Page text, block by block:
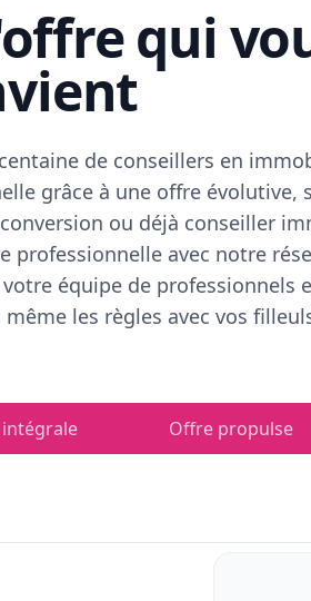
qui
de conseillers en
grâce à une offre évolutive,
ou déjà conseiller
professionnelle avec notre
équipe de professionnels
les règles avec vos
Offre propulse